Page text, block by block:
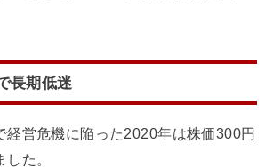
長期低迷
経営危機に陥った2020年は株価300円
た。